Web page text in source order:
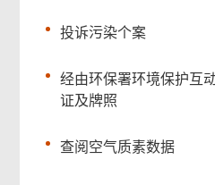
投诉污染个案
经由环保署环境保护互
证及牌照
查阅空气质素数据